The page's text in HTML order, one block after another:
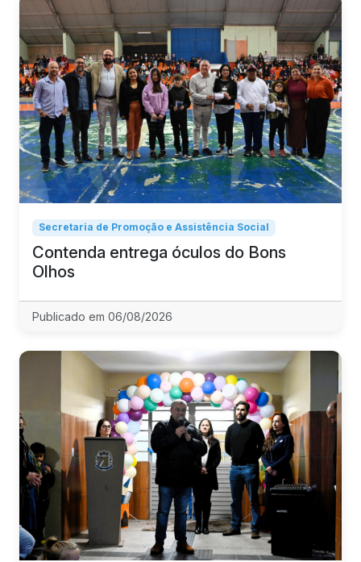
Secretaria de Promoção e Assistência Social
Contenda entrega óculos do Bons
Olhos
Publicado em 06/08/2026